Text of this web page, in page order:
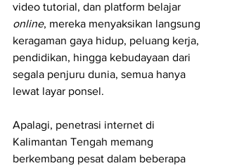
video tutorial, dan platform belajar
online, mereka menyaksikan langsung
keragaman gaya hidup, peluang kerja,
pendidikan, hingga kebudayaan dari
segala penjuru dunia, semua hanya
lewat layar ponsel.
Apalagi, penetrasi internet di
Kalimantan Tengah memang
berkembang pesat dalam beberapa